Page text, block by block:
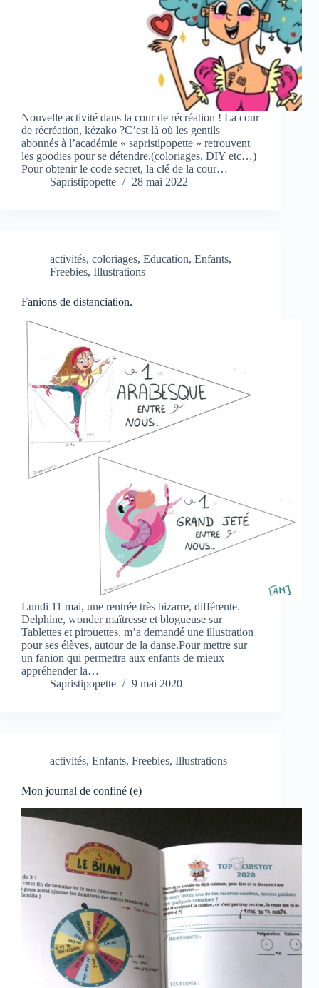
Nouvelle activité dans la cour de récréation ! La cour
de récréation, kézako ?C’est là où les gentils
abonnés à l’académie « sapristipopette » retrouvent
les goodies pour se détendre.(coloriages, DIY etc…)
Pour obtenir le code secret, la clé de la cour…
Sapristipopette
28 mai 2022
activités, coloriages, Education, Enfants,
Freebies, Illustrations
Fanions de distanciation.
Lundi 11 mai, une rentrée très bizarre, différente.
Delphine, wonder maîtresse et blogueuse sur
Tablettes et pirouettes, m’a demandé une illustration
pour ses élèves, autour de la danse.Pour mettre sur
un fanion qui permettra aux enfants de mieux
appréhender la…
Sapristipopette
9 mai 2020
activités, Enfants, Freebies, Illustrations
Mon journal de confiné (e)